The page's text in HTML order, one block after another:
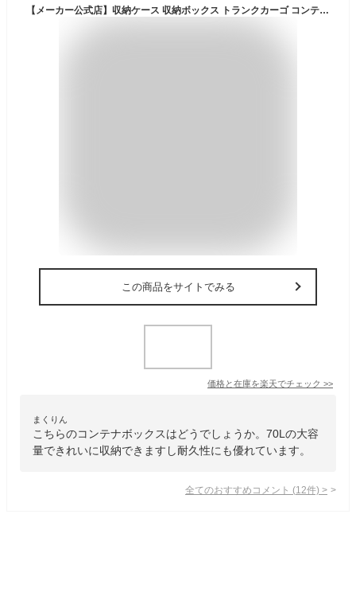
【メーカー公式店】収納ケース 収納ボックス トランクカーゴ コンテナボックス RISUトランクカーゴ TC-70 送料無料 おしゃれ 座れる 頑丈 丈夫 アウトドア キャンプ 収納BOX フタ付き プラスチック ナチュラル ガーデニング 屋外 チェア 収納 車載 リス
この商品をサイトでみる
価格と在庫を楽天でチェック >>
まくりん
こちらのコンテナボックスはどうでしょうか。70Lの大容
量できれいに収納できますし耐久性にも優れています。
全てのおすすめコメント (12件) >